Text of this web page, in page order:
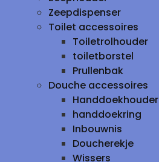
Zeepdispenser
Toilet accessoires
Toiletrolhouder
toiletborstel
Prullenbak
Douche accessoires
Handdoekhouder
handdoekring
Inbouwnis
Doucherekje
Wissers